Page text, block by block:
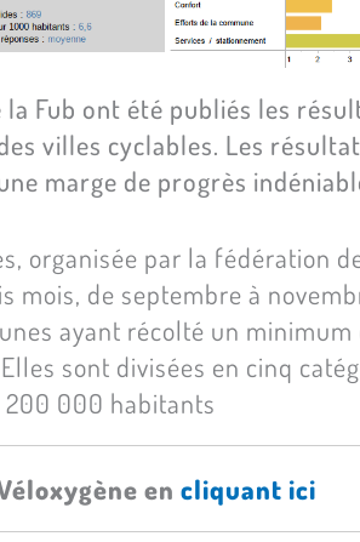
la Fub ont été publiés les
villes cyclables. Les
marge de progrès
organisée par la fédération
de septembre à
ayant récolté un
sont divisées en cinq
200 000 habitants
en cliquant ici